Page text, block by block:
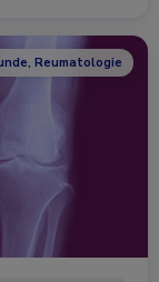
Reumatologie